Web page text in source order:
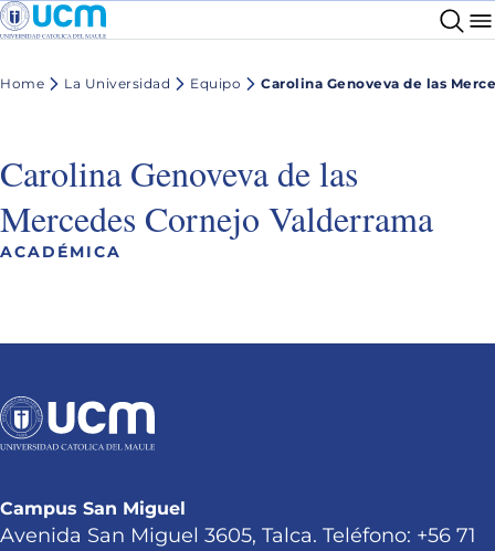
Home La Universidad Equipo Carolina Genoveva de las
Carolina Genoveva de las
Mercedes Cornejo Valderrama
ACADÉMICA
Campus San Miguel
Avenida San Miguel 3605, Talca. Teléfono: +56 71